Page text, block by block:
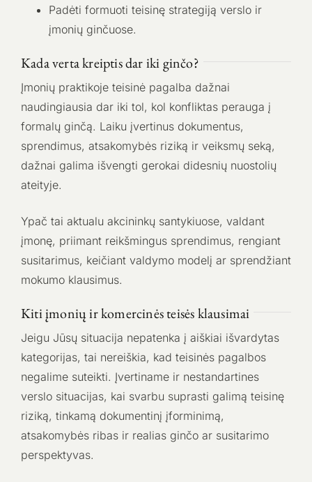
Padėti formuoti teisinę strategiją verslo ir
įmonių ginčuose.
Kada verta kreiptis dar iki ginčo?
Įmonių praktikoje teisinė pagalba dažnai
naudingiausia dar iki tol, kol konfliktas perauga į
formalų ginčą. Laiku įvertinus dokumentus,
sprendimus, atsakomybės riziką ir veiksmų seką,
dažnai galima išvengti gerokai didesnių nuostolių
ateityje.
Ypač tai aktualu akcininkų santykiuose, valdant
įmonę, priimant reikšmingus sprendimus, rengiant
susitarimus, keičiant valdymo modelį ar sprendžiant
mokumo klausimus.
Kiti įmonių ir komercinės teisės klausimai
Jeigu Jūsų situacija nepatenka į aiškiai išvardytas
kategorijas, tai nereiškia, kad teisinės pagalbos
negalime suteikti. Įvertiname ir nestandartines
verslo situacijas, kai svarbu suprasti galimą teisinę
riziką, tinkamą dokumentinį įforminimą,
atsakomybės ribas ir realias ginčo ar susitarimo
perspektyvas.